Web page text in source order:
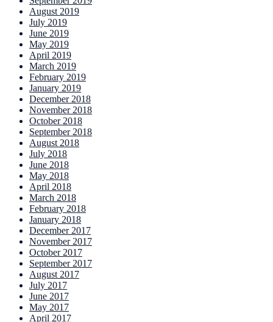
August 2019
July 2019
June 2019
May 2019
April 2019
March 2019
February 2019
January 2019
December 2018
November 2018
October 2018
September 2018
August 2018
July 2018
June 2018
May 2018
April 2018
March 2018
February 2018
January 2018
December 2017
November 2017
October 2017
September 2017
August 2017
July 2017
June 2017
May 2017
April 2017